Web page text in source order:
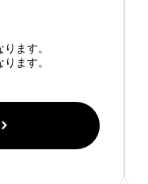
ます。
ます。